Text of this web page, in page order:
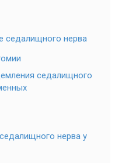
седалищного нерва
седалищного
нерва у